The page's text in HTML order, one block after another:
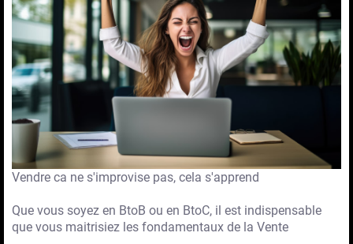
Vendre ca ne s'improvise pas, cela s'apprend
Que vous soyez en BtoB ou en BtoC, il est indispensable
que vous maitrisiez les fondamentaux de la Vente